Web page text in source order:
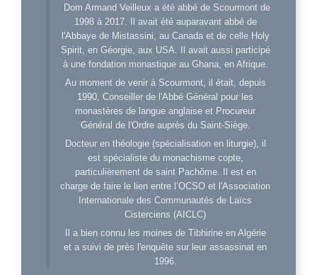
Dom Armand Veilleux a été abbé de Scourmont de
1998 à 2017. Il avait été auparavant abbé de
l'Abbaye de Mistassini, au Canada et de celle Holy
Spirit, en Géorgie, aux USA. Il avait aussi participé
à une fondation monastique au Ghana, en Afrique.
Au moment de venir à Scourmont, il était, depuis
1990, Conseiller de l'Abbé Général pour les
monastères de langue anglaise et Procureur
Général de l'Ordre auprès du Saint-Siège.
Docteur en théologie (spécialisation en liturgie), il
est spécialiste du monachisme copte,
particulièrement de saint Pachôme. Il est en
charge de faire le lien entre l’OCSO et l'Association
Internationale des Communautés de Laïcs
Cisterciens (AICLC)
Il a bien connu les moines de Tibhirine en Algérie
et a suivi de près l'enquête sur leur assassinat en
1996.